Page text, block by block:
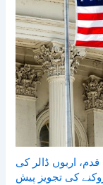
اربوں ڈالر کی
کی تجویز پیش